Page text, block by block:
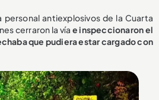
personal antiexplosivos de la Cuarta
cerraron la vía e inspeccionaron el
que pudiera estar cargado con